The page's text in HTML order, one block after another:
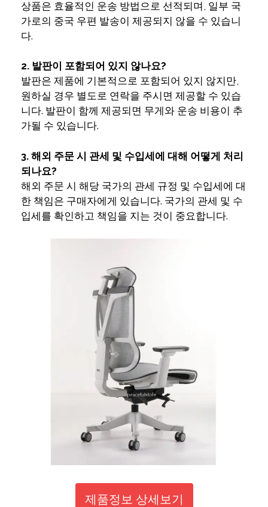
상품은 효율적인 운송 방법으로 선적되며, 일부 국
가로의 중국 우편 발송이 제공되지 않을 수 있습니
다.
2. 발판이 포함되어 있지 않나요?
발판은 제품에 기본적으로 포함되어 있지 않지만,
원하실 경우 별도로 연락을 주시면 제공할 수 있습
니다. 발판이 함께 제공되면 무게와 운송 비용이 추
가될 수 있습니다.
3. 해외 주문 시 관세 및 수입세에 대해 어떻게 처리
되나요?
해외 주문 시 해당 국가의 관세 규정 및 수입세에 대
한 책임은 구매자에게 있습니다. 국가의 관세 및 수
입세를 확인하고 책임을 지는 것이 중요합니다.
제품정보 상세보기